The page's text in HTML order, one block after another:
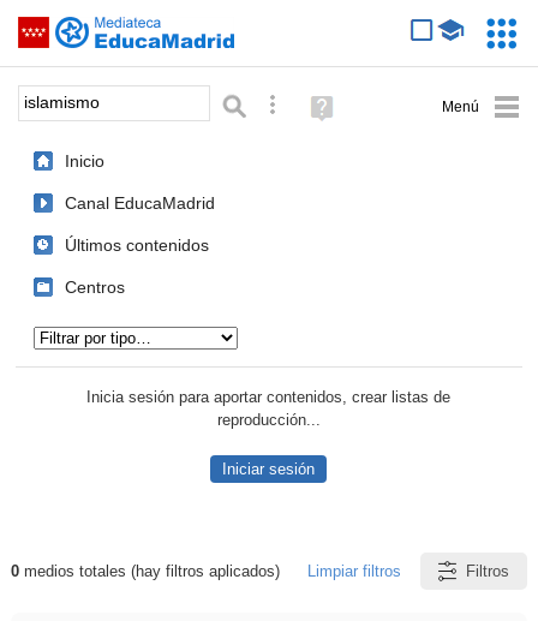
Saltar navegación
Palabra o frase: Búsqueda avanzada
Ayuda
(en
Inicio
Canal EducaMadrid
Últimos contenidos
Centros
Inicia sesión para aportar contenidos, crear listas de
reproducción...
Iniciar sesión
Resultados de: islamismo
0medios totales (hay filtros aplicados) Limpiar filtros Filtros